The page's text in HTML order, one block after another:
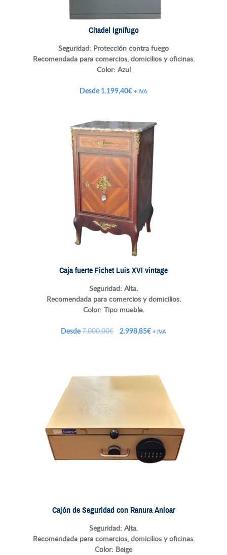
Citadel Ignífugo
Seguridad: Protección contra fuego
Recomendada para comercios, domicilios y oficinas.
Color: Azul
Desde 1.199,40€ + IVA
Caja fuerte Fichet Luis XVI vintage
Seguridad: Alta.
Recomendada para comercios y domicilios.
Color: Tipo mueble.
Desde7.000,00€
El2.998,85€El+ IVA
Cajón de Seguridad con Ranura Anloar
Seguridad: Alta.
Recomendada para comercios, domicilios y oficinas.
Color: Beige